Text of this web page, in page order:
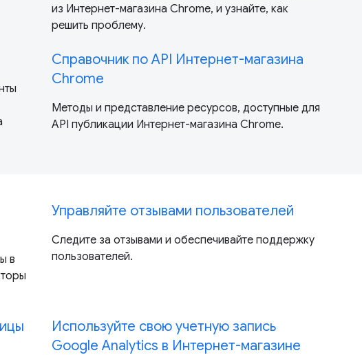
из Интернет-магазина Chrome, и узнайте, как
решить проблему.
Справочник по API Интернет-магазина
Chrome
Методы и представление ресурсов, доступные для
API публикации Интернет-магазина Chrome.
в
Управляйте отзывами пользователей
Следите за отзывами и обеспечивайте поддержку
пользователей.
Используйте свою учетную запись
Google Analytics в Интернет-магазине